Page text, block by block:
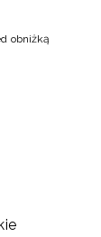
obniżką